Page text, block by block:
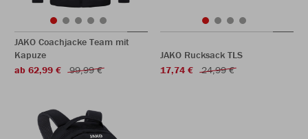
JAKO Coachjacke Team mit
Kapuze
ab 62,99 €
99,99 €
JAKO Rucksack TLS
17,74 €
24,99 €